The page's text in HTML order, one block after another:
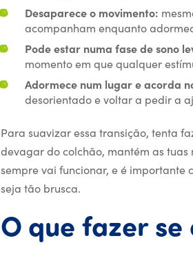
Desaparece o movimento:
acompanham enquanto
Pode estar numa fase de sono
momento em que qualquer
Adormece num lugar e acorda
desorientado e voltar a pedir a
Para suavizar essa transição, tenta
devagar do colchão, mantém as
sempre vai funcionar, e é importante
seja tão brusca.
O que fazer se